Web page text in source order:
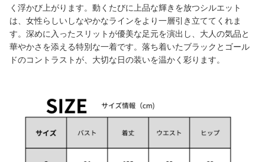
く浮かび上がります。動くたびに上品な輝きを放つシルエット
は、女性らしいしなやかなラインをより一層引き立ててくれま
す。深めに入ったスリットが優美な足元を演出し、大人の気品と
華やかさを添える特別な一着です。落ち着いたブラックとゴール
ドのコントラストが、大切な日の装いを温かく彩ります。